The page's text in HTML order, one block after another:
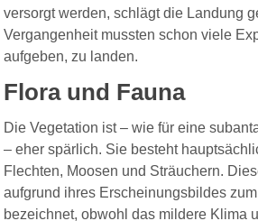
versorgt werden, schlägt die Landung
Vergangenheit mussten schon viele
aufgeben, zu landen.
Flora und Fauna
Die Vegetation ist – wie für eine
– eher spärlich. Sie besteht
Flechten, Moosen und Sträuchern.
aufgrund ihres Erscheinungsbildes
bezeichnet, obwohl das mildere Klima